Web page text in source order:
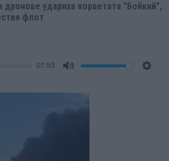
дронове удариха корветата "Бойкий",
флот
01:53